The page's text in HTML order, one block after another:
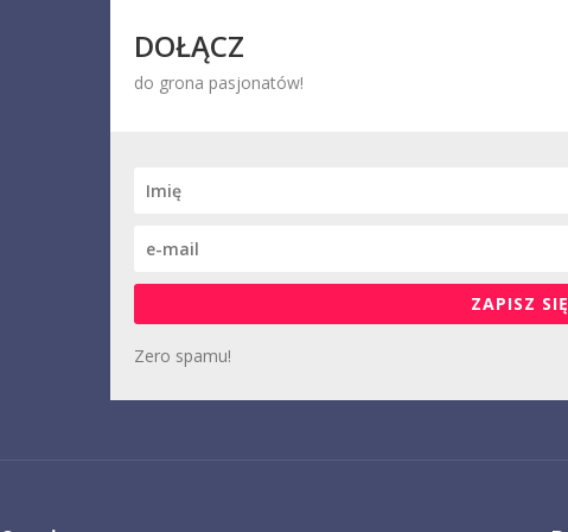
DOŁĄCZ
do grona pasjonatów!
ZAPISZ
Zero spamu!